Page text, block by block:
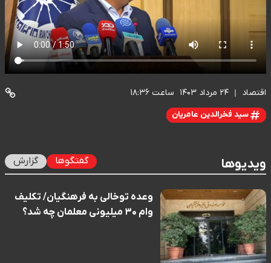
اقتصاد ۲۴ مرداد ۱۴۰۳ ساعت ۱۸:۳۶
سید فخرالدین عامریان
ویدیوها گفتگوها گزارش
وعده توخالی به فرهنگیان/ تکلیف
وام ۳۰ میلیونی معلمان چه شد؟